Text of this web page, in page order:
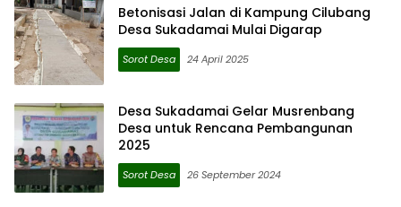
Betonisasi Jalan di Kampung Cilubang
Desa Sukadamai Mulai Digarap
Sorot Desa 24 April 2025
Desa Sukadamai Gelar Musrenbang
Desa untuk Rencana Pembangunan
2025
Sorot Desa 26 September 2024